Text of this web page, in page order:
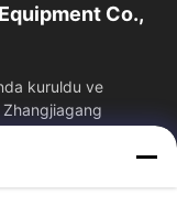
Co.,
kuruldu ve